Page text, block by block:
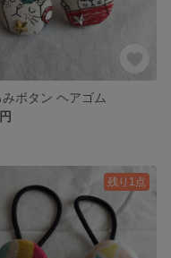
みボタン ヘアゴム
残り1点